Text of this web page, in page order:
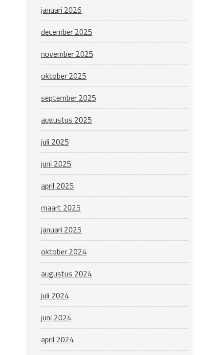
januari 2026
december 2025
november 2025
oktober 2025
september 2025
augustus 2025
juli 2025
juni 2025
april 2025
maart 2025
januari 2025
oktober 2024
augustus 2024
juli 2024
juni 2024
april 2024